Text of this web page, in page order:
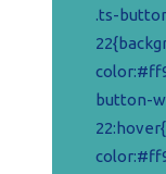
.ts-
button-